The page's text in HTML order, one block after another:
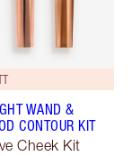
WAND &
CONTOUR KIT
Cheek Kit